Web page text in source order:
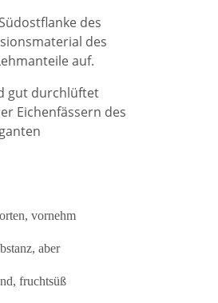
des
des
auf.
gut durchlüftet
Eichenfässern des
vornehm
aber
fruchtsüß